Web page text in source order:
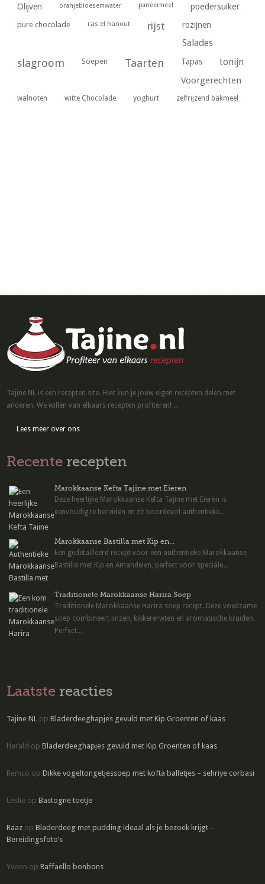
Olijven oranjebloesemwater paneermeel poedersuiker
pure chocolade ras el hanout rijst rozijnen
Salades
slagroom Soepen Taarten Tapas tonijn
Voorgerechten
walnoten witte Chocolade yoghurt zelfrijzend bakmeel
Tajine.NL is een recepten site. Hier kun je jouw eigen recepten delen met
anderen. We willen van elkaars recepten profiteren! ...
Lees meer over ons
Recente recepten
Marokkaanse Kefta Tajine met Eieren
Deze heerlijke Marokkaanse Kefta Tajine met Eieren is
eenvoudig te bereiden en zit boordevol authentieke...
Marokkaanse Bastilla met Kip en...
Een gedetailleerd recept voor een authentieke Marokkaanse
Bastilla met Kip en Amandelen, perfect voor speciale...
Traditionele Marokkaanse Harira Soep
Traditionele Marokkaanse Harira soep recept. Deze voedzame
soep combineert linzen, kikkererwten en aromatische kruiden.
Perfect...
Laatste reacties
Tajine NL opBladerdeeghapjes gevuld met Kip Groenten of kaas
Harald opBladerdeeghapjes gevuld met Kip Groenten of kaas
Remco opDikke vogeltongetjessoep met kofta balletjes – sehriye corbasi
Leslie opBastogne toetje
Raaz opBladerdeeg met pudding ideaal als je bezoek krijgt –
Bereidingsfoto’s
Yvonn opRaffaello bonbons